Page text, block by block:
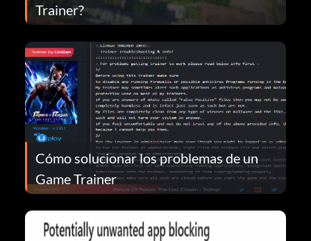
Trainer?
Cómo solucionar los problemas de un
Game Trainer